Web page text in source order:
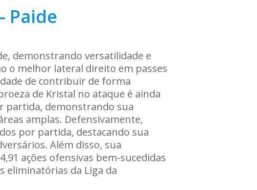
Paide
demonstrando versatilidade e
o melhor lateral direito em passes
de contribuir de forma
de Kristal no ataque é ainda
partida, demonstrando sua
amplas. Defensivamente,
por partida, destacando sua
Além disso, sua
ações ofensivas bem-sucedidas
eliminatórias da Liga da